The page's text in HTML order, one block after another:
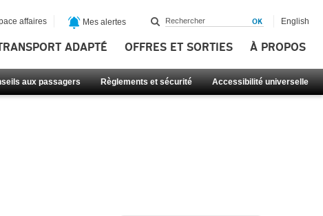
ADAPTÉ OFFRES ET SORTIES À PROPOS
aux passagers Règlements et sécurité Accessibilité universelle
affaires Mes alertes English